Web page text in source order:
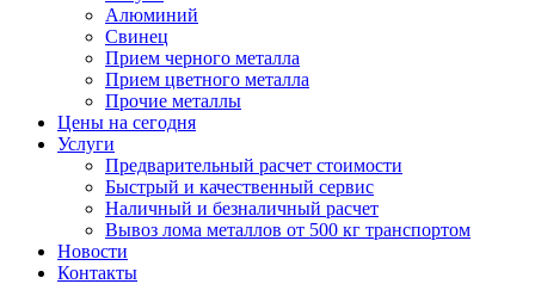
Алюминий
Свинец
Прием черного металла
Прием цветного металла
Прочие металлы
Цены на сегодня
Услуги
Предварительный расчет стоимости
Быстрый и качественный сервис
Наличный и безналичный расчет
Вывоз лома металлов от 500 кг транспортом
Новости
Контакты